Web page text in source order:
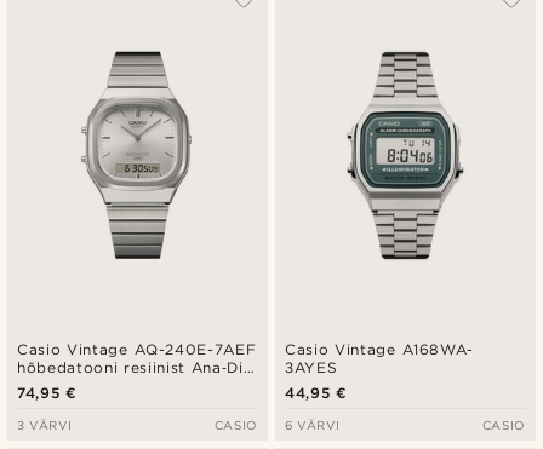
Casio Vintage AQ-240E-7AEF
hõbedatooni resiinist Ana‑Digi
käekell
74,95 €
3 VÄRVI CASIO
Casio Vintage A168WA-
3AYES
44,95 €
6 VÄRVI CASIO